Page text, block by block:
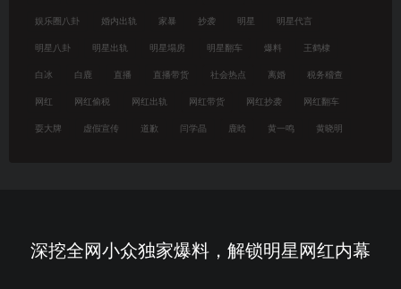
娱乐圈八卦 婚内出轨 家暴 抄袭 明星 明星代言
明星八卦 明星出轨 明星塌房 明星翻车 爆料 王鹤棣
白冰 白鹿 直播 直播带货 社会热点 离婚 税务稽查
网红 网红偷税 网红出轨 网红带货 网红抄袭 网红翻车
耍大牌 虚假宣传 道歉 闫学晶 鹿晗 黄一鸣 黄晓明
深挖全网小众独家爆料，解锁明星网红内幕